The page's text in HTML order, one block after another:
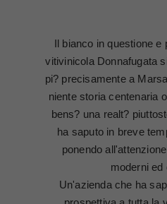
Il bianco in questione e
vitivinicola Donnafugata
pi? precisamente a
niente storia centenaria
bens? una realt?
ha saputo in breve
ponendo
moderni ed
Un'azienda che ha